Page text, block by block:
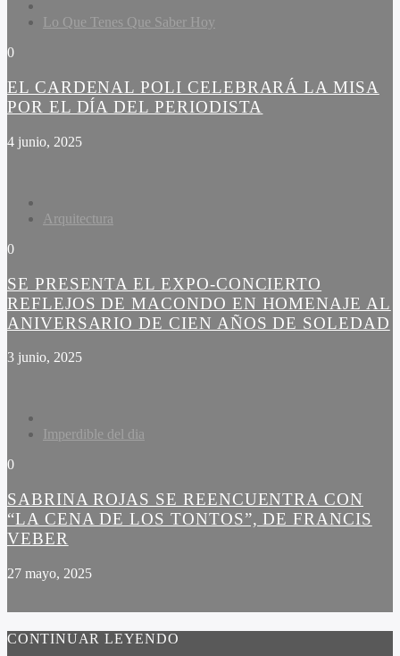
Lo Que Tenes Que Saber Hoy
0
EL CARDENAL POLI CELEBRARÁ LA MISA
POR EL DÍA DEL PERIODISTA
4 junio, 2025
Arquitectura
0
SE PRESENTA EL EXPO-CONCIERTO
REFLEJOS DE MACONDO EN HOMENAJE AL
ANIVERSARIO DE CIEN AÑOS DE SOLEDAD
3 junio, 2025
Imperdible del dia
0
SABRINA ROJAS SE REENCUENTRA CON
“LA CENA DE LOS TONTOS”, DE FRANCIS
VEBER
27 mayo, 2025
CONTINUAR LEYENDO